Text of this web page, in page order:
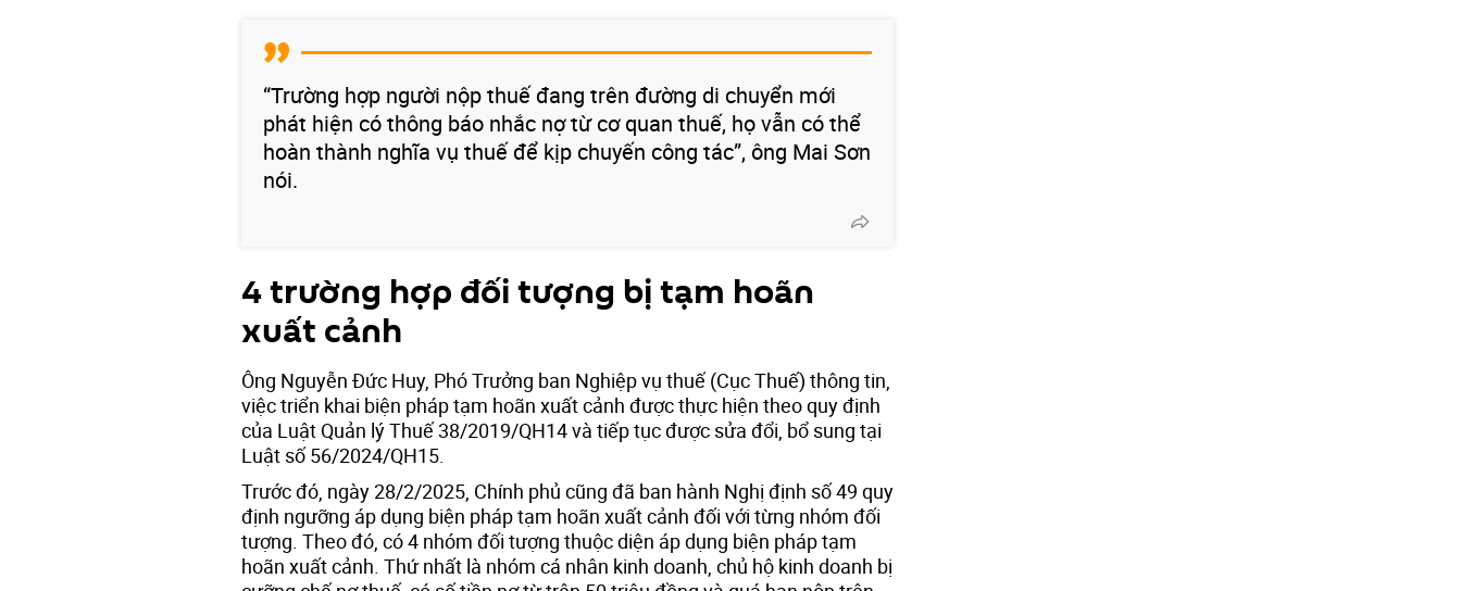
“Trường hợp người nộp thuế đang trên đường di chuyển mới
phát hiện có thông báo nhắc nợ từ cơ quan thuế, họ vẫn có thể
hoàn thành nghĩa vụ thuế để kịp chuyến công tác”, ông Mai Sơn
nói.
4 trường hợp đối tượng bị tạm hoãn
xuất cảnh
Ông Nguyễn Đức Huy, Phó Trưởng ban Nghiệp vụ thuế (Cục Thuế) thông tin,
việc triển khai biện pháp tạm hoãn xuất cảnh được thực hiện theo quy định
của Luật Quản lý Thuế 38/2019/QH14 và tiếp tục được sửa đổi, bổ sung tại
Luật số 56/2024/QH15.
Trước đó, ngày 28/2/2025, Chính phủ cũng đã ban hành Nghị định số 49 quy
định ngưỡng áp dụng biện pháp tạm hoãn xuất cảnh đối với từng nhóm đối
tượng. Theo đó, có 4 nhóm đối tượng thuộc diện áp dụng biện pháp tạm
hoãn xuất cảnh. Thứ nhất là nhóm cá nhân kinh doanh, chủ hộ kinh doanh bị